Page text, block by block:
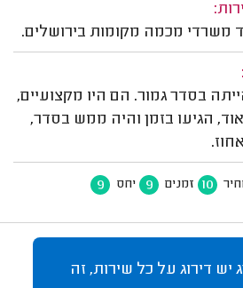
משרדי מכמה מקומות בירושלים.
בסדר גמור. הם היו מקצועיים,
הגיעו בזמן והיה ממש בסדר,
10 זמנים 9 יחס 9
יש דירוג על כל שירות, זה